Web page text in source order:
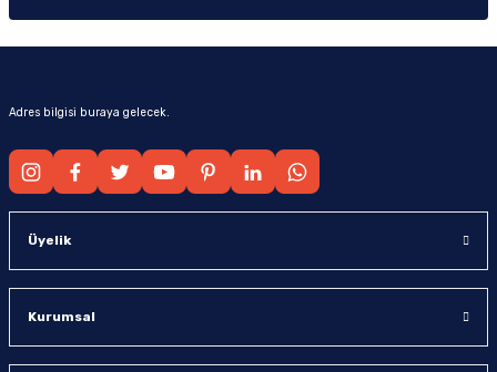
Adres bilgisi buraya gelecek.
Üyelik
Kurumsal